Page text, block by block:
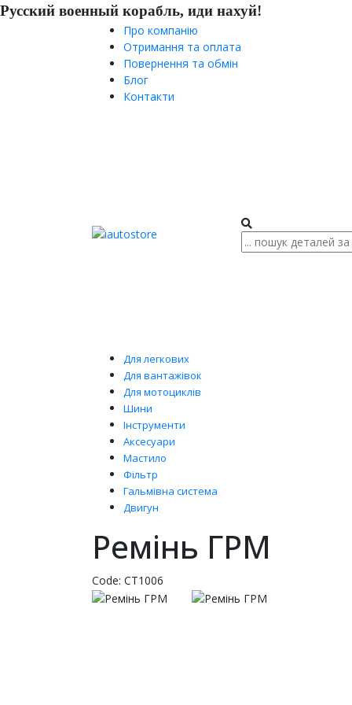
Русский военный корабль, иди нахуй!
Про компанію
Отримання та оплата
Повернення та обмін
Блог
Контакти
Для легкових
Для вантажівок
Для мотоциклів
Шини
Інструменти
Аксесуари
Мастило
Фільтр
Гальмівна система
Двигун
Ремінь ГРМ
Code: CT1006